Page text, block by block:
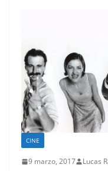
CINE
9 marzo, 2017 Lucas